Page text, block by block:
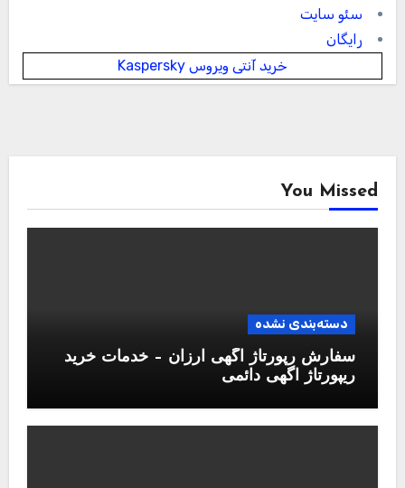
سئو سایت
رایگان
خرید آنتی ویروس Kaspersky
You Missed
دسته‌بندی نشده
سفارش رپورتاژ آگهی ارزان – خدمات خرید
ریپورتاژ اگهی دائمی